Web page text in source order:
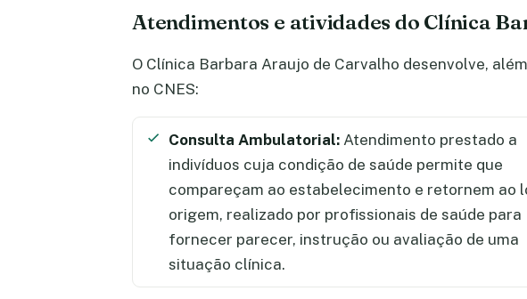
Atendimentos e atividades do Clínica
O Clínica Barbara Araujo de Carvalho desenvolve,
no CNES:
Consulta Ambulatorial: Atendimento prestado a
indivíduos cuja condição de saúde permite que
compareçam ao estabelecimento e retornem ao
origem, realizado por profissionais de saúde para
fornecer parecer, instrução ou avaliação de uma
situação clínica.